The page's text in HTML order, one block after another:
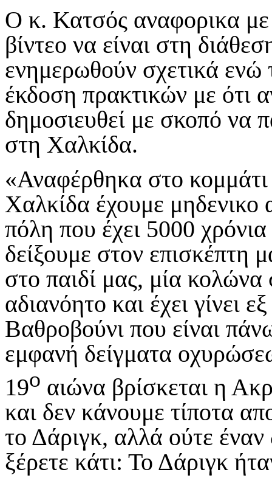
Ο κ. Κατσός αναφορικα με
βίντεο να είναι στη
ενημερωθούν σχετικά ενώ
έκδοση πρακτικών με ότι
δημοσιευθεί με σκοπό να
στη Χαλκίδα.
«Αναφέρθηκα στο
Χαλκίδα έχουμε μηδενικο
πόλη που έχει 5000
δείξουμε στον επισκέπτη
στο παιδί μας, μία
αδιανόητο και έχει γίνει
Βαθροβούνι που είναι
εμφανή δείγματα
19ο αιώνα βρίσκεται η
και δεν κάνουμε τίποτα
το Δάριγκ, αλλά ούτε έναν
ξέρετε κάτι: Το Δάριγκ